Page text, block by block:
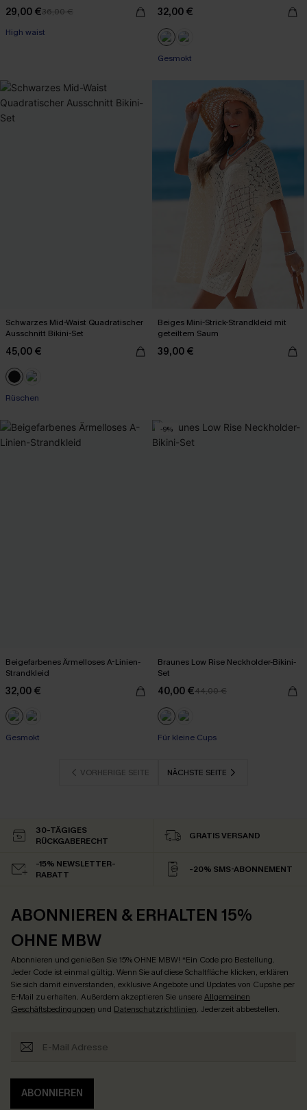
29,00 €36,00 €
High waist
32,00 €
Gesmokt
Schwarzes Mid-Waist Quadratischer
Ausschnitt Bikini-Set
45,00 €
Rüschen
Beiges Mini-Strick-Strandkleid mit
geteiltem Saum
39,00 €
Beigefarbenes Ärmelloses A-Linien-
Strandkleid
32,00 €
Gesmokt
-9%
Braunes Low Rise Neckholder-Bikini-
Set
40,00 €44,00 €
Für kleine Cups
VORHERIGE SEITE NÄCHSTE SEITE
30-TÄGIGES
RÜCKGABERECHT
GRATIS VERSAND
-15% NEWSLETTER-
RABATT
-20% SMS-ABONNEMENT
ABONNIEREN & ERHALTEN 15%
OHNE MBW
Abonnieren und genießen Sie 15% OHNE MBW! *Ein Code pro Bestellung.
Jeder Code ist einmal gültig. Wenn Sie auf diese Schaltfläche klicken, erklären
Sie sich damit einverstanden, exklusive Angebote und Updates von Cupshe per
E-Mail zu erhalten. Außerdem akzeptieren Sie unsereAllgemeinen
Geschäftsbedingungen und Datenschutzrichtlinien. Jederzeit abbestellen.
ABONNIEREN